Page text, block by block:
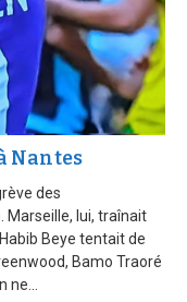
Nantes
des
Marseille, lui, traînait
Beye tentait de
Bamo Traoré
ne...